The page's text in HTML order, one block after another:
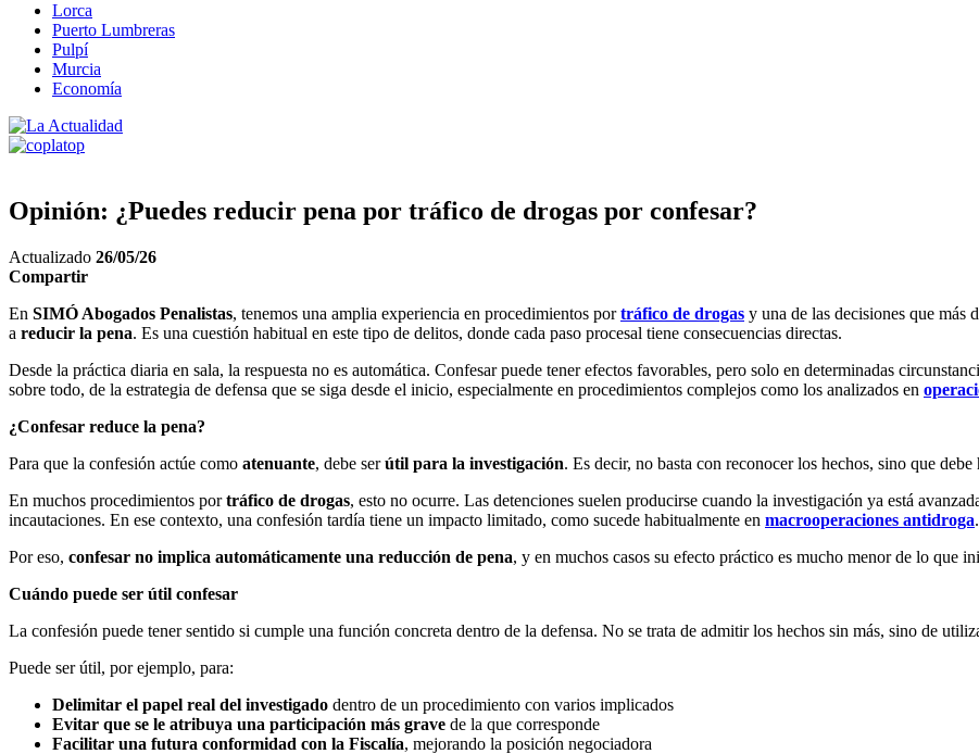
Lorca
Puerto Lumbreras
Pulpí
Murcia
Economía
Opinión: ¿Puedes reducir pena por tráfico de drogas por confesar?
Actualizado 26/05/26
Compartir
En SIMÓ Abogados Penalistas, tenemos una amplia experiencia en procedimientos portráfico de drogas y una de las decisiones que más
a reducir la pena. Es una cuestión habitual en este tipo de delitos, donde cada paso procesal tiene consecuencias directas.
Desde la práctica diaria en sala, la respuesta no es automática. Confesar puede tener efectos favorables, pero solo en determinadas
sobre todo, de la estrategia de defensa que se siga desde el inicio, especialmente en procedimientos complejos como los analizados en
¿Confesar reduce la pena?
Para que la confesión actúe como atenuante, debe serútil para la investigación. Es decir, no basta con reconocer los hechos, sino que
En muchos procedimientos portráfico de drogas, esto no ocurre. Las detenciones suelen producirse cuando la investigación ya está
incautaciones. En ese contexto, una confesión tardía tiene un impacto limitado, como sucede habitualmente en macrooperaciones antidroga.
Por eso, confesar no implica automáticamente una reducción de pena, y en muchos casos su efecto práctico es mucho menor de lo que
Cuándo puede ser útil confesar
La confesión puede tener sentido si cumple una función concreta dentro de la defensa. No se trata de admitir los hechos sin más, sino de
Puede ser útil, por ejemplo, para:
Delimitar el papel real del investigado dentro de un procedimiento con varios implicados
Evitar que se le atribuya una participación más grave de la que corresponde
Facilitar una futura conformidad con la Fiscalía, mejorando la posición negociadora